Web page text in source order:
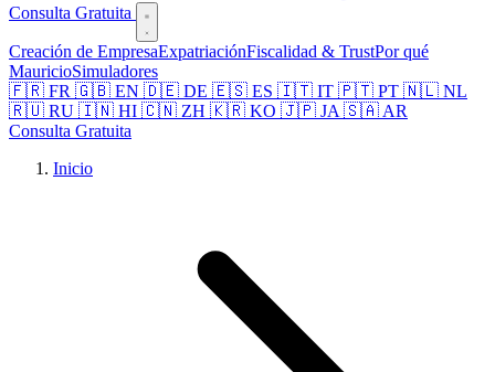
Consulta Gratuita
Creación de EmpresaExpatriaciónFiscalidad & TrustPor qué
MauricioSimuladores
🇫🇷 FR 🇬🇧 EN 🇩🇪 DE 🇪🇸 ES 🇮🇹 IT 🇵🇹 PT 🇳🇱 NL
🇷🇺 RU 🇮🇳 HI 🇨🇳 ZH 🇰🇷 KO 🇯🇵 JA 🇸🇦 AR
Consulta Gratuita
Inicio